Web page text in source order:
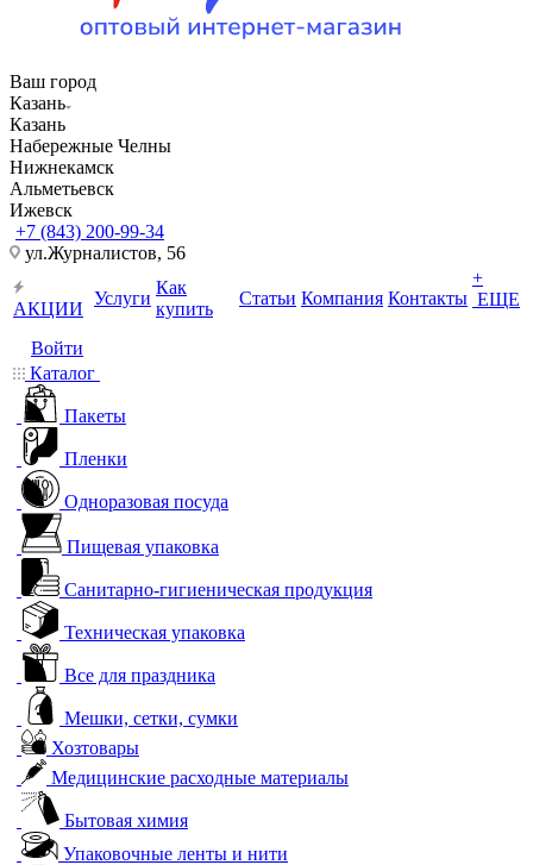
Ваш город
Казань
Казань
Набережные Челны
Нижнекамск
Альметьевск
Ижевск
+7 (843) 200-99-34
ул.Журналистов, 56
АКЦИИ
Услуги
Как
купить
Статьи Компания Контакты
+
ЕЩЕ
Войти
Каталог
Пакеты
Пленки
Одноразовая посуда
Пищевая упаковка
Санитарно-гигиеническая продукция
Техническая упаковка
Все для праздника
Мешки, сетки, сумки
Хозтовары
Медицинские расходные материалы
Бытовая химия
Упаковочные ленты и нити